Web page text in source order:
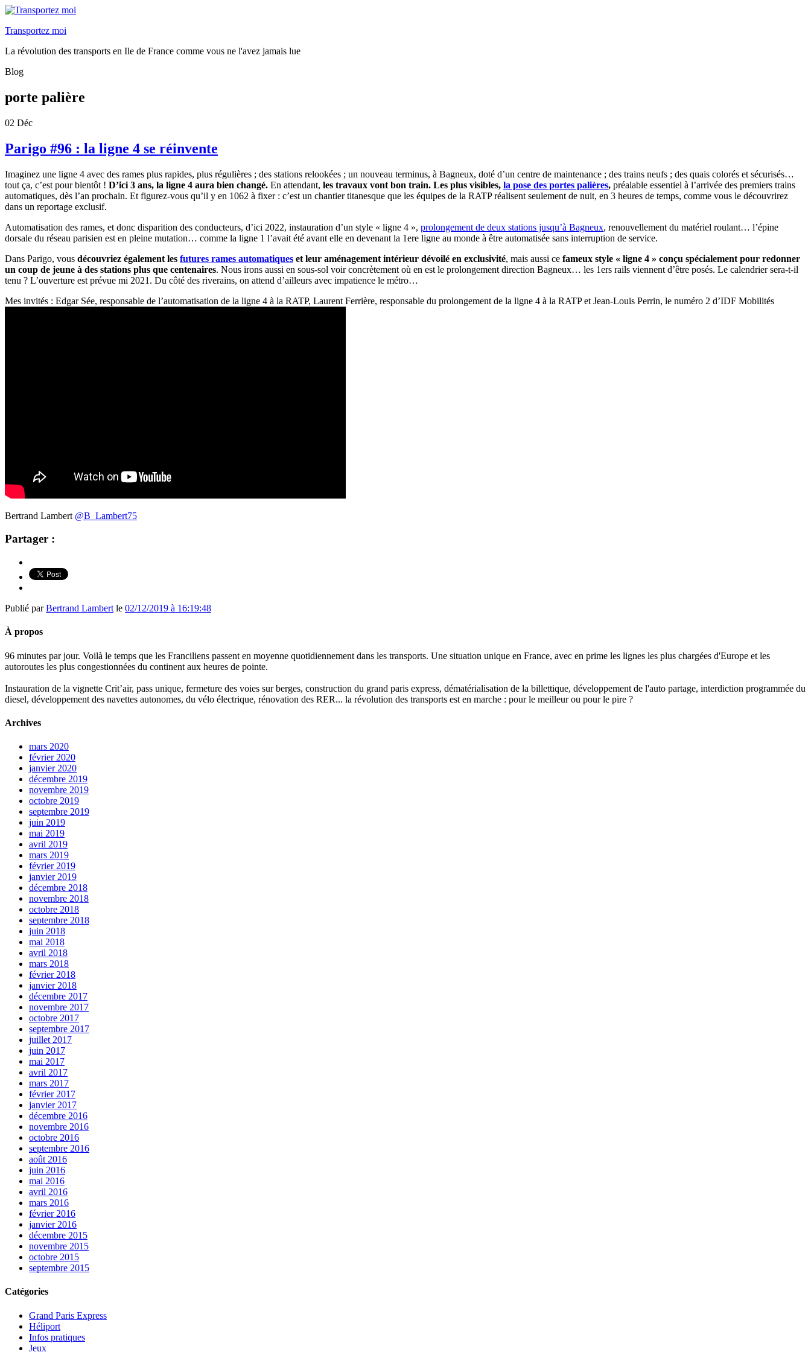
Transportez moi
La révolution des transports en Ile de France comme vous ne l'avez jamais lue
Blog
porte palière
02 Déc
Parigo #96 : la ligne 4 se réinvente
Imaginez une ligne 4 avec des rames plus rapides, plus régulières ; des stations relookées ; un nouveau terminus, à Bagneux, doté d’un centre de maintenance ; des trains neufs ; des quais colorés et sécurisés…
tout ça, c’est pour bientôt ! D’ici 3 ans, la ligne 4 aura bien changé. En attendant, les travaux vont bon train. Les plus visibles, la pose des portes palières, préalable essentiel à l’arrivée des premiers trains
automatiques, dès l’an prochain. Et figurez-vous qu’il y en 1062 à fixer : c’est un chantier titanesque que les équipes de la RATP réalisent seulement de nuit, en 3 heures de temps, comme vous le découvrirez
dans un reportage exclusif.
Automatisation des rames, et donc disparition des conducteurs, d’ici 2022, instauration d’un style « ligne 4 », prolongement de deux stations jusqu’à Bagneux, renouvellement du matériel roulant… l’épine
dorsale du réseau parisien est en pleine mutation… comme la ligne 1 l’avait été avant elle en devenant la 1ere ligne au monde à être automatisée sans interruption de service.
Dans Parigo, vous découvriez également les futures rames automatiques et leur aménagement intérieur dévoilé en exclusivité, mais aussi ce fameux style « ligne 4 » conçu spécialement pour redonner
un coup de jeune à des stations plus que centenaires. Nous irons aussi en sous-sol voir concrètement où en est le prolongement direction Bagneux… les 1ers rails viennent d’être posés. Le calendrier sera-t-il
tenu ? L’ouverture est prévue mi 2021. Du côté des riverains, on attend d’ailleurs avec impatience le métro…
Mes invités : Edgar Sée, responsable de l’automatisation de la ligne 4 à la RATP, Laurent Ferrière, responsable du prolongement de la ligne 4 à la RATP et Jean-Louis Perrin, le numéro 2 d’IDF Mobilités
Bertrand Lambert @B_Lambert75
Partager :
Publié parBertrand Lambert le 02/12/2019 à 16:19:48
À propos
96 minutes par jour. Voilà le temps que les Franciliens passent en moyenne quotidiennement dans les transports. Une situation unique en France, avec en prime les lignes les plus chargées d'Europe et les
autoroutes les plus congestionnées du continent aux heures de pointe.
Instauration de la vignette Crit’air, pass unique, fermeture des voies sur berges, construction du grand paris express, dématérialisation de la billettique, développement de l'auto partage, interdiction programmée du
diesel, développement des navettes autonomes, du vélo électrique, rénovation des RER... la révolution des transports est en marche : pour le meilleur ou pour le pire ?
Archives
mars 2020
février 2020
janvier 2020
décembre 2019
novembre 2019
octobre 2019
septembre 2019
juin 2019
mai 2019
avril 2019
mars 2019
février 2019
janvier 2019
décembre 2018
novembre 2018
octobre 2018
septembre 2018
juin 2018
mai 2018
avril 2018
mars 2018
février 2018
janvier 2018
décembre 2017
novembre 2017
octobre 2017
septembre 2017
juillet 2017
juin 2017
mai 2017
avril 2017
mars 2017
février 2017
janvier 2017
décembre 2016
novembre 2016
octobre 2016
septembre 2016
août 2016
juin 2016
mai 2016
avril 2016
mars 2016
février 2016
janvier 2016
décembre 2015
novembre 2015
octobre 2015
septembre 2015
Catégories
Grand Paris Express
Héliport
Infos pratiques
Jeux